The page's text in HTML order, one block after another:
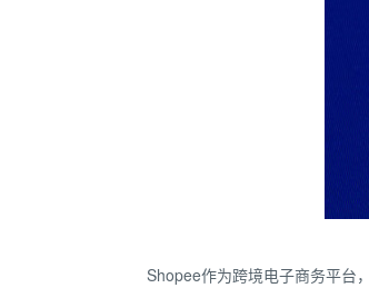
Shopee作为跨境电子商务平台